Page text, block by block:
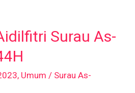
Surau As-
, Umum / Surau As-